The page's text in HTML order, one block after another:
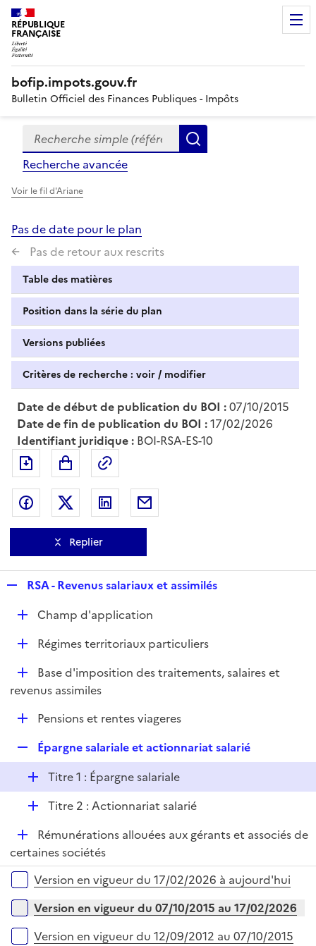
RÉPUBLIQUE
FRANÇAISE
bofip.impots.gouv.fr
Bulletin Officiel des Finances Publiques - Impôts
Formulaire
de
recherche
Recherche simple (références, mots clés, partie du
Recherche avancée
Voir le fil d'Ariane
Pas de date pour le plan
Pas de retour aux rescrits
Table des matières
Position dans la série du plan
Versions publiées
Critères de recherche : voir / modifier
Date de début de publication du BOI :07/10/2015
Date de fin de publication du BOI :17/02/2026
Identifiant juridique : BOI-RSA-ES-10
Exporter le document au format pdf
Partager sur Facebook
Partager sur Twitter
Partager sur LinkedIn
Replier
p
l
i
e
r
RSA - Revenus salariaux et assimilés
D
e
Champ d'application
D
l
Régimes territoriaux particuliers
D
é
r
Base d'imposition des traitements, salaires et
revenus assimiles
D
l
i
e
Pensions et rentes viageres
e
p
l
i
r
Épargne salariale et actionnariat salarié
D
é
l
i
e
r
Titre 1 : Épargne salariale
D
p
l
i
e
r
Titre 2 : Actionnariat salarié
D
é
p
e
r
Rémunérations allouées aux gérants et associés de
certaines sociétés
Versions sur la période
Version en vigueur du 17/02/2026 à aujourd'hui
Version en vigueur du 07/10/2015 au 17/02/2026
Version en vigueur du 12/09/2012 au 07/10/2015